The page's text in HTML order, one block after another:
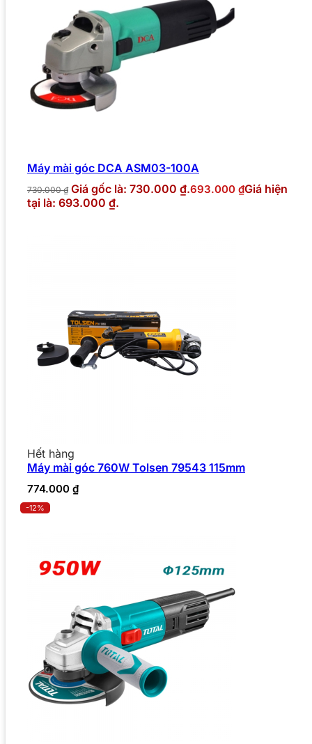
Máy mài góc DCA ASM03-100A
730.000₫ Giá gốc là: 730.000 ₫.693.000 ₫Giá hiện
tại là: 693.000 ₫.
Hết hàng
Máy mài góc 760W Tolsen 79543 115mm
774.000 ₫
-12%